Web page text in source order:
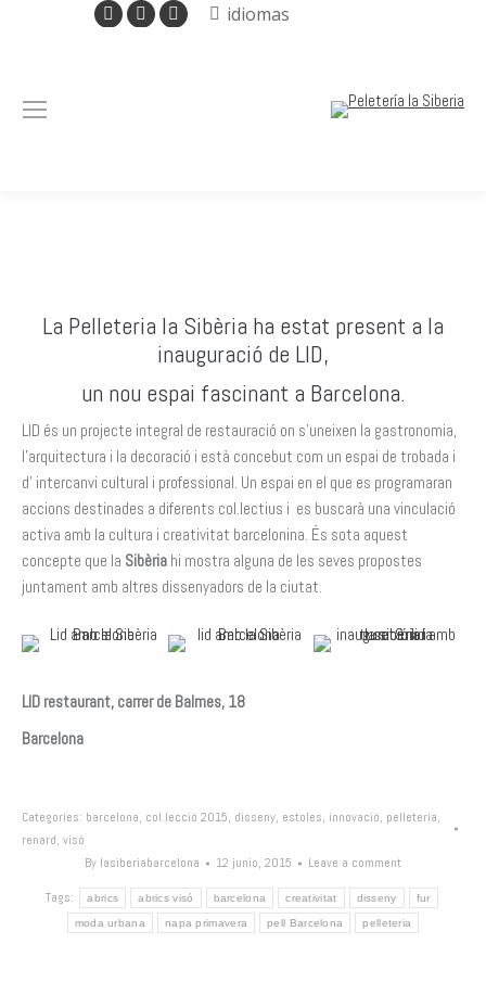
FacebookInstagram
Mail
idiomas
La Pelleteria la Sibèria ha estat present a la
inauguració de LID,
un nou espai fascinant a Barcelona.
LID és un projecte integral de restauració on s’uneixen la gastronomia,
l’arquitectura i la decoració i està concebut com un espai de trobada i
d’ intercanvi cultural i professional. Un espai en el que es programaran
accions destinades a diferents col.lectius i es buscarà una vinculació
activa amb la cultura i creativitat barcelonina. És sota aquest
concepte que la Sibèria hi mostra alguna de les seves propostes
juntament amb altres dissenyadors de la ciutat.
LID restaurant, carrer de Balmes, 18
Barcelona
Categories: barcelona, col.lecció 2015, disseny, estoles, innovació, pelleteria,
renard, visó
By lasiberiabarcelona 12 junio, 2015
Leave a comment
Tags:
abrics abrics visó barcelona creativitat disseny fur
moda urbana napa primavera pell Barcelona pelleteria